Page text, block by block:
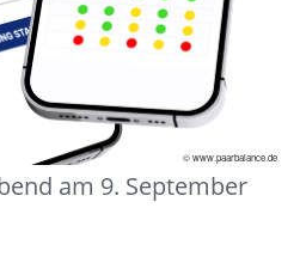
© www.paarbalance.de
am 9. September